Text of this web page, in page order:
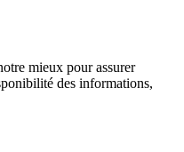
mieux pour assurer
des informations,